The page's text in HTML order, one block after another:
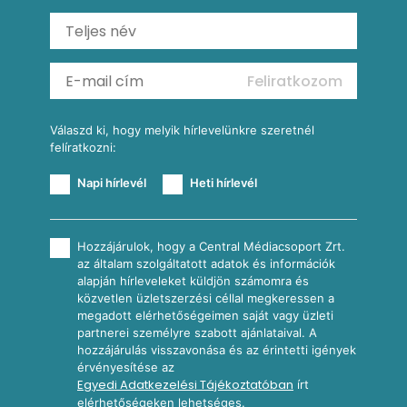
Ratatouille
Almás-kéksajtos kukoricasaláta
Köretek
Reggeli receptek
Feliratkozom
Válaszd ki, hogy melyik hírlevelünkre szeretnél
felíratkozni:
Napi hírlevél Heti hírlevél
Hozzájárulok, hogy a Central Médiacsoport Zrt.
az általam szolgáltatott adatok és információk
alapján hírleveleket küldjön számomra és
közvetlen üzletszerzési céllal megkeressen a
megadott elérhetőségeimen saját vagy üzleti
partnerei személyre szabott ajánlataival. A
hozzájárulás visszavonása és az érintetti igények
érvényesítése az
Egyedi Adatkezelési Tájékoztatóban írt
elérhetőségeken lehetséges.